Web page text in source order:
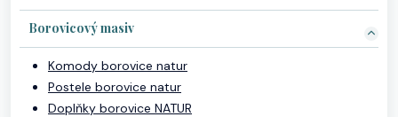
Borovicový masiv
Komody borovice natur
Postele borovice natur
Doplňky borovice NATUR